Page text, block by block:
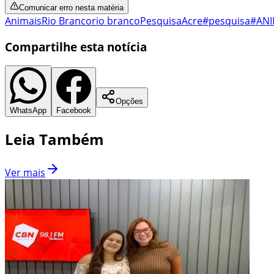
Comunicar erro nesta matéria
AnimaisRio Brancorio brancoPesquisaAcre#pesquisa
Compartilhe esta notícia
WhatsApp Facebook
Opções
Leia Também
Ver mais